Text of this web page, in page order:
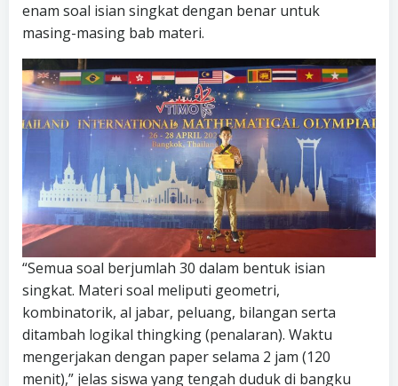
enam soal isian singkat dengan benar untuk
masing-masing bab materi.
“Semua soal berjumlah 30 dalam bentuk isian
singkat. Materi soal meliputi geometri,
kombinatorik, al jabar, peluang, bilangan serta
ditambah logikal thingking (penalaran). Waktu
mengerjakan dengan paper selama 2 jam (120
menit),” jelas siswa yang tengah duduk di bangku